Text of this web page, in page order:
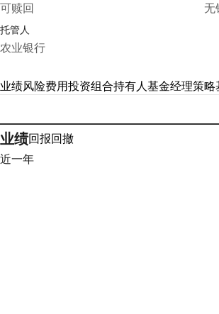
可赎回 无
托管人
农业银行
业绩风险费用投资组合持有人基金经理策略
业绩回报回撤
近一年